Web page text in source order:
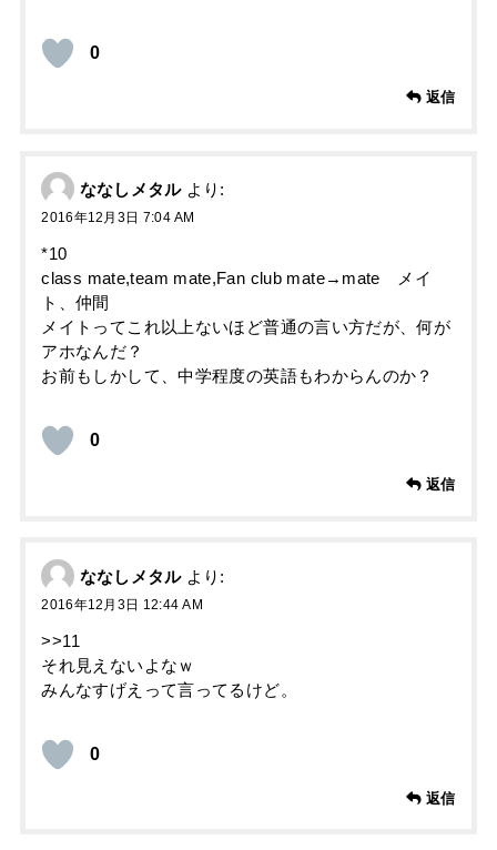
0
返信
ななしメタル より:
2016年12月3日 7:04 AM
*10
class mate,team mate,Fan club mate→mate メイ
ト、仲間
メイトってこれ以上ないほど普通の言い方だが、何が
アホなんだ？
お前もしかして、中学程度の英語もわからんのか？
0
返信
ななしメタル より:
2016年12月3日 12:44 AM
>>11
それ見えないよなｗ
みんなすげえって言ってるけど。
0
返信